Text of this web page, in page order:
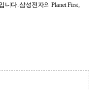
다. 삼성전자의 Planet First,